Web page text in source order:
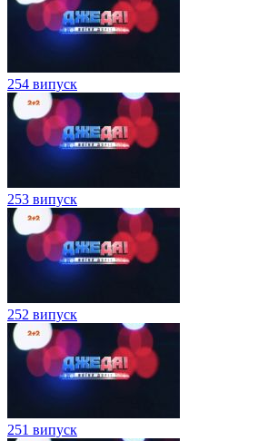
254 випуск
253 випуск
252 випуск
251 випуск